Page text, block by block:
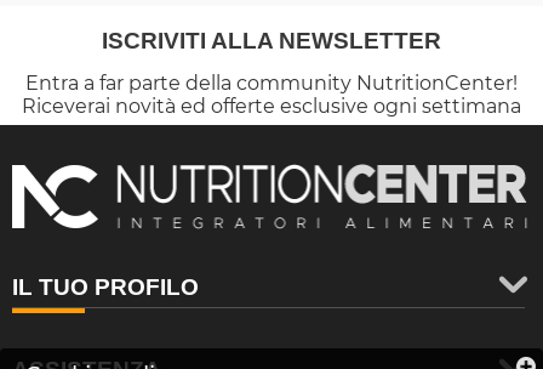
ISCRIVITI ALLA NEWSLETTER
Entra a far parte della community NutritionCenter!
Riceverai novità ed offerte esclusive ogni settimana
IL TUO PROFILO